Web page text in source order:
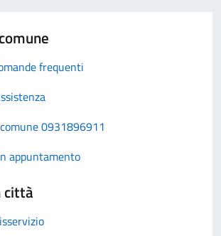
frequenti
0931896911
appuntamento
città